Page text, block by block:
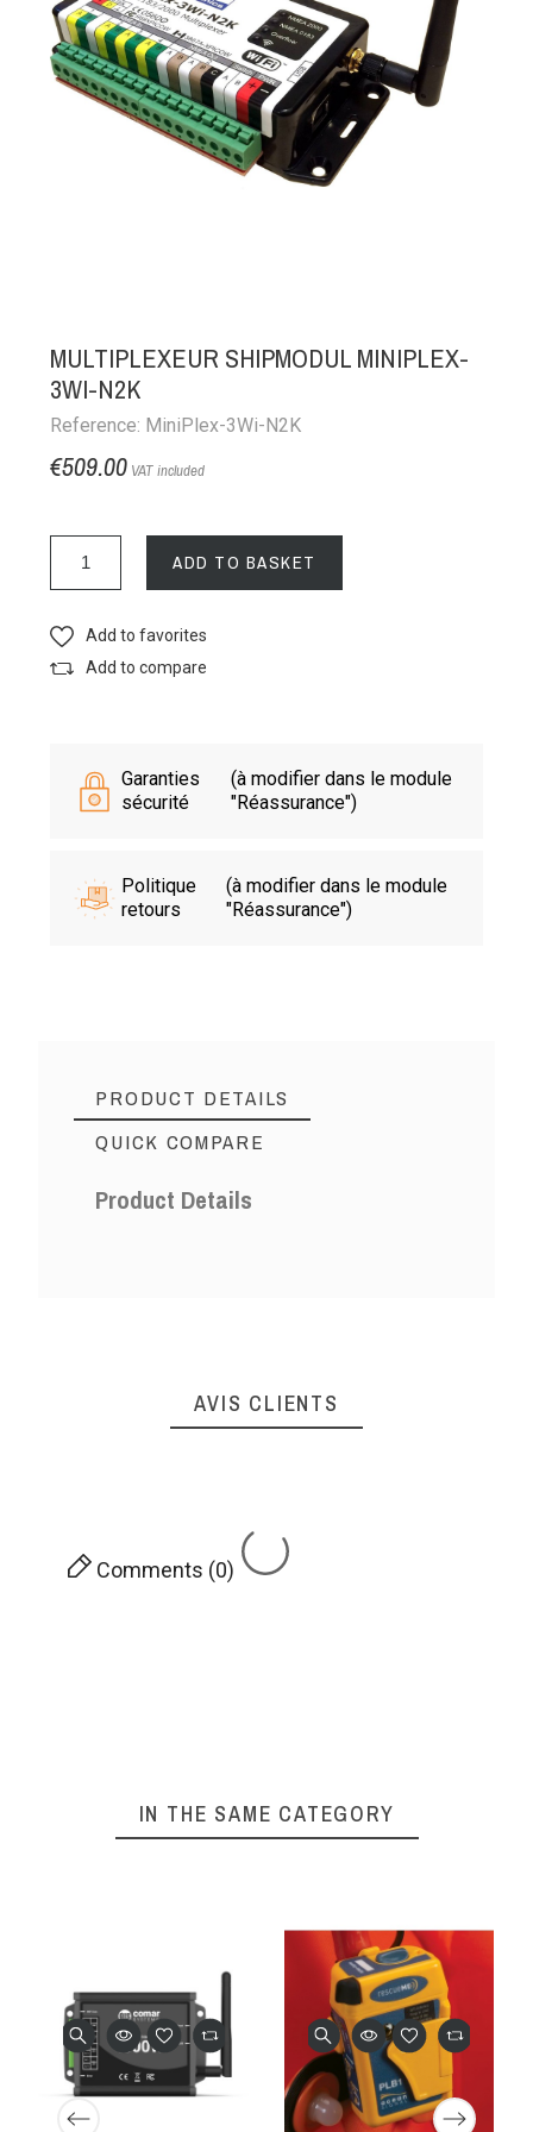
MULTIPLEXEUR SHIPMODUL MINIPLEX-
3WI-N2K
Reference: MiniPlex-3Wi-N2K
€509.00 VAT included
ADD TO BASKET
Add to favorites
Add to compare
Garanties
sécurité
(à modifier dans le module
"Réassurance")
Politique
retours
(à modifier dans le module
"Réassurance")
PRODUCT DETAILS
QUICK COMPARE
Product Details
AVIS CLIENTS
Comments (0)
IN THE SAME CATEGORY